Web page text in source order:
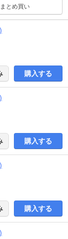
まとめ買い
購入する
購入する
購入する